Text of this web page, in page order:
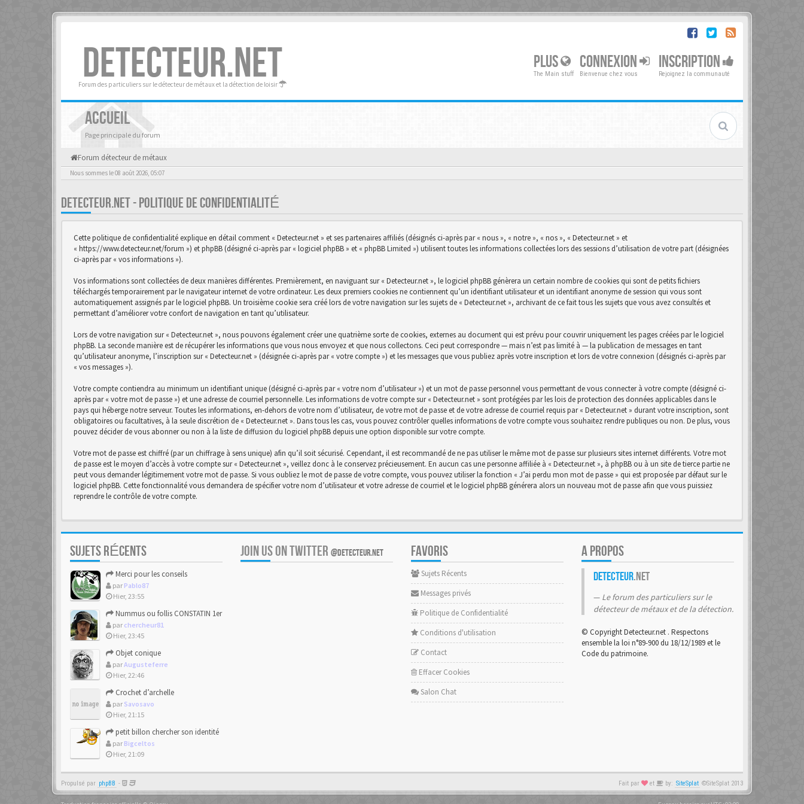
DETECTEUR.NET
Forum des particuliers sur le détecteur de métaux et la détection de loisir
PLUS
The Main stuff
CONNEXION
Bienvenue chez vous
INSCRIPTION
Rejoignez la communauté
ACCUEIL
Page principale du forum
Forum détecteur de métaux
Nous sommes le 08 août 2026, 05:07
DETECTEUR.NET - POLITIQUE DE CONFIDENTIALITÉ
Cette politique de confidentialité explique en détail comment « Detecteur.net » et ses partenaires affiliés (désignés ci-après par « nous », « notre », « nos », « Detecteur.net » et
« https://www.detecteur.net/forum ») et phpBB (désigné ci-après par « logiciel phpBB » et « phpBB Limited ») utilisent toutes les informations collectées lors des sessions d’utilisation de votre part (désignées
ci-après par « vos informations »).
Vos informations sont collectées de deux manières différentes. Premièrement, en naviguant sur « Detecteur.net », le logiciel phpBB génèrera un certain nombre de cookies qui sont de petits fichiers
téléchargés temporairement par le navigateur internet de votre ordinateur. Les deux premiers cookies ne contiennent qu’un identifiant utilisateur et un identifiant anonyme de session qui vous sont
automatiquement assignés par le logiciel phpBB. Un troisième cookie sera créé lors de votre navigation sur les sujets de « Detecteur.net », archivant de ce fait tous les sujets que vous avez consultés et
permettant d’améliorer votre confort de navigation en tant qu’utilisateur.
Lors de votre navigation sur « Detecteur.net », nous pouvons également créer une quatrième sorte de cookies, externes au document qui est prévu pour couvrir uniquement les pages créées par le logiciel
phpBB. La seconde manière est de récupérer les informations que vous nous envoyez et que nous collectons. Ceci peut correspondre — mais n’est pas limité à — la publication de messages en tant
qu’utilisateur anonyme, l’inscription sur « Detecteur.net » (désignée ci-après par « votre compte ») et les messages que vous publiez après votre inscription et lors de votre connexion (désignés ci-après par
« vos messages »).
Votre compte contiendra au minimum un identifiant unique (désigné ci-après par « votre nom d’utilisateur ») et un mot de passe personnel vous permettant de vous connecter à votre compte (désigné ci-
après par « votre mot de passe ») et une adresse de courriel personnelle. Les informations de votre compte sur « Detecteur.net » sont protégées par les lois de protection des données applicables dans le
pays qui héberge notre serveur. Toutes les informations, en-dehors de votre nom d’utilisateur, de votre mot de passe et de votre adresse de courriel requis par « Detecteur.net » durant votre inscription, sont
obligatoires ou facultatives, à la seule discrétion de « Detecteur.net ». Dans tous les cas, vous pouvez contrôler quelles informations de votre compte vous souhaitez rendre publiques ou non. De plus, vous
pouvez décider de vous abonner ou non à la liste de diffusion du logiciel phpBB depuis une option disponible sur votre compte.
Votre mot de passe est chiffré (par un chiffrage à sens unique) afin qu’il soit sécurisé. Cependant, il est recommandé de ne pas utiliser le même mot de passe sur plusieurs sites internet différents. Votre mot
de passe est le moyen d’accès à votre compte sur « Detecteur.net », veillez donc à le conservez précieusement. En aucun cas une personne affiliée à « Detecteur.net », à phpBB ou à un site de tierce partie ne
peut vous demander légitimement votre mot de passe. Si vous oubliez le mot de passe de votre compte, vous pouvez utiliser la fonction « J’ai perdu mon mot de passe » qui est proposée par défaut sur le
logiciel phpBB. Cette fonctionnalité vous demandera de spécifier votre nom d’utilisateur et votre adresse de courriel et le logiciel phpBB générera alors un nouveau mot de passe afin que vous puissiez
reprendre le contrôle de votre compte.
SUJETS RÉCENTS
Merci pour les conseils
par Pablo87
Hier, 23:55
Nummus ou follis CONSTATIN 1er
par chercheur81
Hier, 23:45
Objet conique
parAugusteferre
Hier, 22:46
Crochet d’archelle
par Savosavo
Hier, 21:15
petit billon chercher son identité
par Bigceltos
Hier, 21:09
JOIN US ON TWITTER @DETECTEUR.NET FAVORIS
Sujets Récents
Messages privés
Politique de Confidentialité
Conditions d'utilisation
Contact
Effacer Cookies
Salon Chat
A PROPOS
Detecteur.net
Le forum des particuliers sur le
détecteur de métaux et de la détection.
© Copyright Detecteur.net . Respectons
ensemble la loi n°89-900 du 18/12/1989 et le
Code du patrimoine.
Propulsé par phpBB - Fait par et by: SiteSplat ©SiteSplat 2013